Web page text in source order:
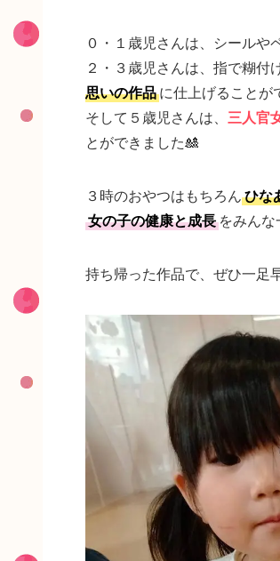
０・１歳児さんは、シールや
２・３歳児さんは、指で糊付
思いの作品に仕上げることが
そして５歳児さんは、 三人官
とができました🎎
３時のおやつはもちろんひな
女の子の健康と成長 をみん
持ち帰った作品で、ぜひ一足